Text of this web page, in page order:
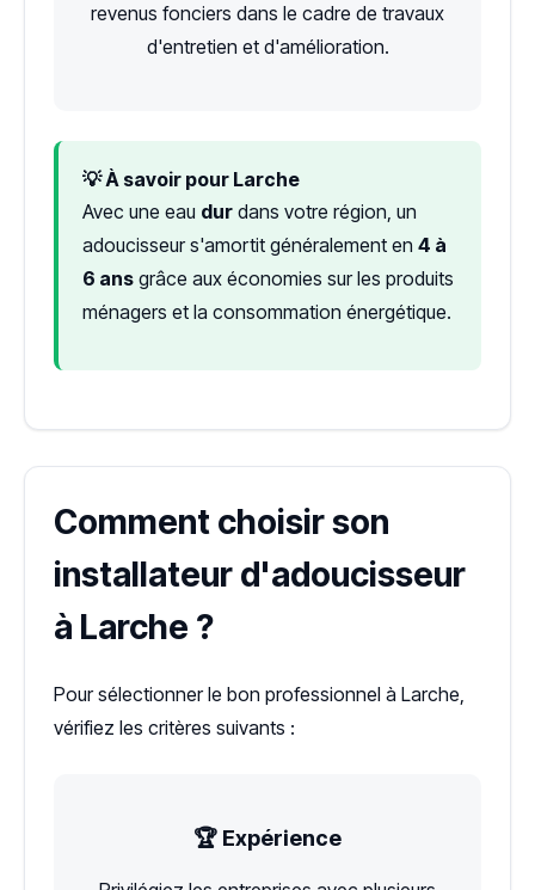
revenus fonciers dans le cadre de travaux
d'entretien et d'amélioration.
💡 À savoir pour Larche
Avec une eau dur dans votre région, un
adoucisseur s'amortit généralement en 4 à
6 ans grâce aux économies sur les produits
ménagers et la consommation énergétique.
Comment choisir son
installateur d'adoucisseur
à Larche ?
Pour sélectionner le bon professionnel à Larche,
vérifiez les critères suivants :
🏆 Expérience